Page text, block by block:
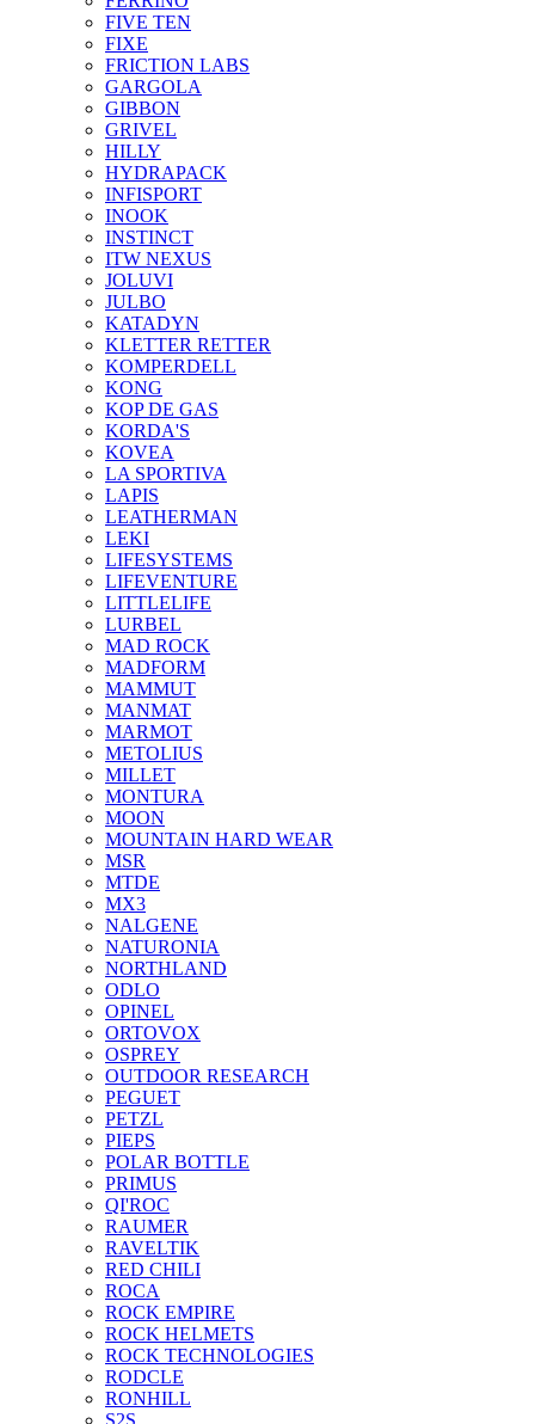
FIVE TEN
FIXE
FRICTION LABS
GARGOLA
GIBBON
GRIVEL
HILLY
HYDRAPACK
INFISPORT
INOOK
INSTINCT
ITW NEXUS
JOLUVI
JULBO
KATADYN
KLETTER RETTER
KOMPERDELL
KONG
KOP DE GAS
KORDA'S
KOVEA
LA SPORTIVA
LAPIS
LEATHERMAN
LEKI
LIFESYSTEMS
LIFEVENTURE
LITTLELIFE
LURBEL
MAD ROCK
MADFORM
MAMMUT
MANMAT
MARMOT
METOLIUS
MILLET
MONTURA
MOON
MOUNTAIN HARD WEAR
MSR
MTDE
MX3
NALGENE
NATURONIA
NORTHLAND
ODLO
OPINEL
ORTOVOX
OSPREY
OUTDOOR RESEARCH
PEGUET
PETZL
PIEPS
POLAR BOTTLE
PRIMUS
QI'ROC
RAUMER
RAVELTIK
RED CHILI
ROCA
ROCK EMPIRE
ROCK HELMETS
ROCK TECHNOLOGIES
RODCLE
RONHILL
S2S